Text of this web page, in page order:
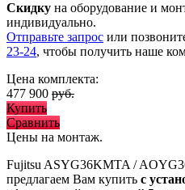
Скидку на оборудование и
индивидуально.
Отправьте запрос или
23-24, чтобы получить наше
Цена комплекта:
477 900 руб.
Купить
Сравнить
Цены на монтаж.
Fujitsu ASYG36KMTA /
предлагаем Вам купить с